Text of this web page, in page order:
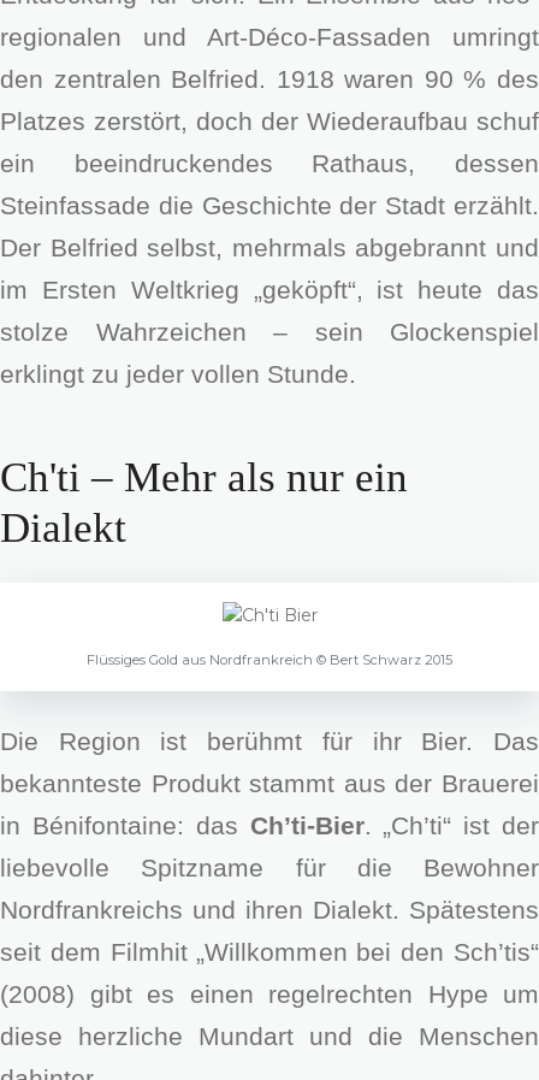
regionalen und Art-Déco-Fassaden umringt
den zentralen Belfried. 1918 waren 90 % des
Platzes zerstört, doch der Wiederaufbau schuf
ein beeindruckendes Rathaus, dessen
Steinfassade die Geschichte der Stadt erzählt.
Der Belfried selbst, mehrmals abgebrannt und
im Ersten Weltkrieg „geköpft“, ist heute das
stolze Wahrzeichen – sein Glockenspiel
erklingt zu jeder vollen Stunde.
Ch'ti – Mehr als nur ein
Dialekt
Flüssiges Gold aus Nordfrankreich © Bert Schwarz 2015
Die Region ist berühmt für ihr Bier. Das
bekannteste Produkt stammt aus der Brauerei
in Bénifontaine: das Ch’ti-Bier. „Ch’ti“ ist der
liebevolle Spitzname für die Bewohner
Nordfrankreichs und ihren Dialekt. Spätestens
seit dem Filmhit „Willkommen bei den Sch’tis“
(2008) gibt es einen regelrechten Hype um
diese herzliche Mundart und die Menschen